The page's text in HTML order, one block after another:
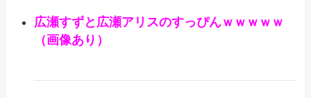
広瀬すずと広瀬アリスのすっぴんｗｗｗｗｗ
（画像あり）